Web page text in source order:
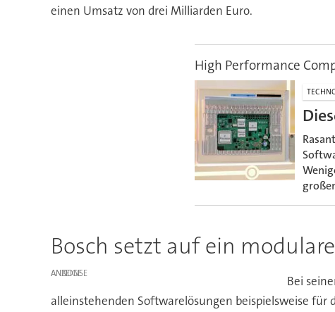
einen Umsatz von drei Milliarden Euro.
High Performance
Bosch setzt auf ein
ANZEIGE
Bei
alleinstehenden Softwarelösungen beispielsweise